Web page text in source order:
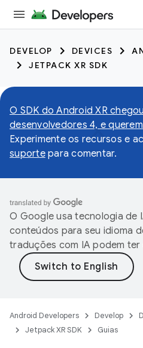
DEVELOP DEVICES
JETPACK XR SDK
O SDK do Android XR
desenvolvedores 4, e
Experimente os recursos e
suportepara comentar.
O Google usa tecnologia de
conteúdos para seu idioma
traduções com IA podem ter
Android Developers Develop
Jetpack XR SDK
Guias